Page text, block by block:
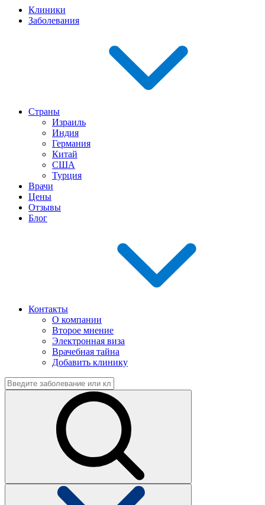
Клиники
Заболевания
Страны
Израиль
Индия
Германия
Китай
США
Турция
Врачи
Цены
Отзывы
Блог
Контакты
О компании
Второе мнение
Электронная виза
Врачебная тайна
Добавить клинику